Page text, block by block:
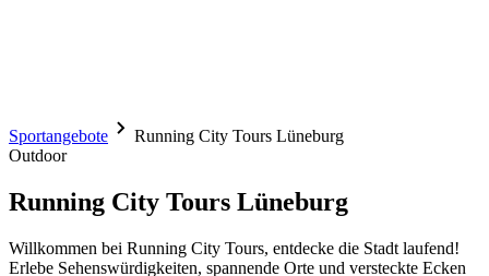
Sportangebote
Running City Tours Lüneburg
Outdoor
Running City Tours Lüneburg
Willkommen bei Running City Tours, entdecke die Stadt laufend!
Erlebe Sehenswürdigkeiten, spannende Orte und versteckte Ecken